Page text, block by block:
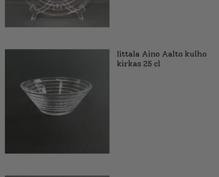
Iittala Aino Aalto kulho
kirkas 25 cl